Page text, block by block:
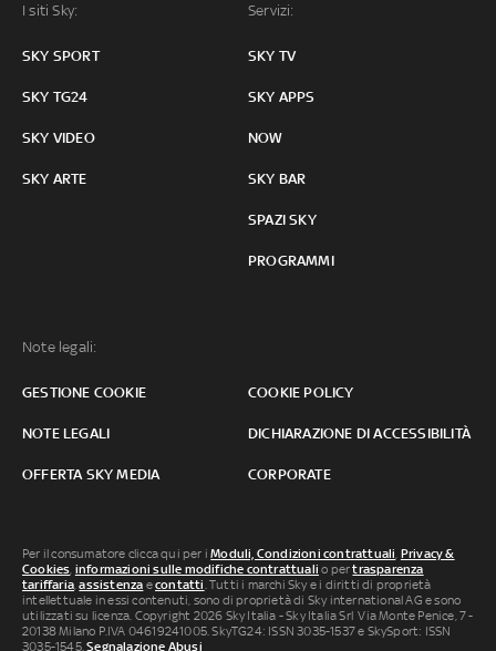
I siti Sky:
SKY SPORT
SKY TG24
SKY VIDEO
SKY ARTE
Servizi:
SKY TV
SKY APPS
NOW
SKY BAR
SPAZI SKY
PROGRAMMI
Note legali:
GESTIONE COOKIE COOKIE POLICY
NOTE LEGALI DICHIARAZIONE DI ACCESSIBILITÀ
OFFERTA SKY MEDIA CORPORATE
Per il consumatore clicca qui per iModuli, Condizioni contrattuali, Privacy &
Cookies, informazioni sulle modifiche contrattuali o pertrasparenza
tariffaria,assistenza econtatti. Tutti i marchi Sky e i diritti di proprietà
intellettuale in essi contenuti, sono di proprietà di Sky international AG e sono
utilizzati su licenza. Copyright 2026 Sky Italia - Sky Italia Srl Via Monte Penice, 7 -
20138 Milano P.IVA 04619241005. SkyTG24: ISSN 3035-1537 e SkySport: ISSN
3035-1545.Segnalazione Abusi